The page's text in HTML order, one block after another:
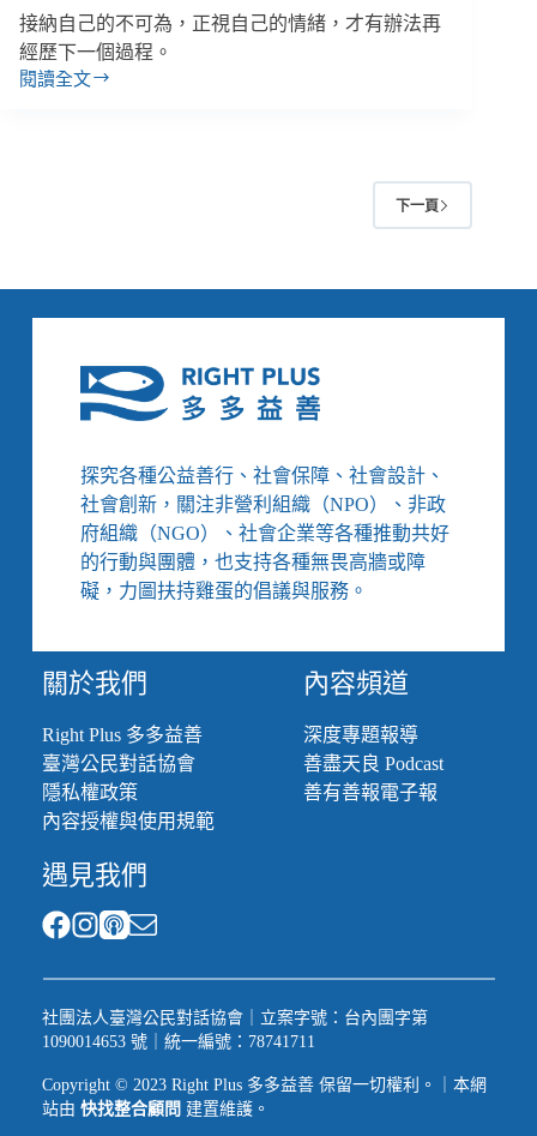
接納自己的不可為，正視自己的情緒，才有辦法再
經歷下一個過程。
閱讀全文
堅
執
業
下一頁
探究各種公益善行、社會保障、社會設計、
社會創新，關注非營利組織（NPO）、非政
府組織（NGO）、社會企業等各種推動共好
的行動與團體，也支持各種無畏高牆或障
礙，力圖扶持雞蛋的倡議與服務。
關於我們
Right Plus 多多益善
臺灣公民對話協會
隱私權政策
內容授權與使用規範
內容頻道
深度專題報導
善盡天良 Podcast
善有善報電子報
遇見我們
社團法人臺灣公民對話協會｜立案字號：台內團字第
1090014653 號｜統一編號：78741711
Copyright © 2023 Right Plus 多多益善 保留一切權利。｜本網
站由 快找整合顧問 建置維護。